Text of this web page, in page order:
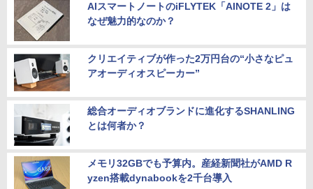
AIスマートノートのiFLYTEK「AINOTE 2」は
なぜ魅力的なのか？
クリエイティブが作った2万円台の“小さなピュ
アオーディオスピーカー”
総合オーディオブランドに進化するSHANLING
とは何者か？
メモリ32GBでも予算内。産経新聞社がAMD R
yzen搭載dynabookを2千台導入